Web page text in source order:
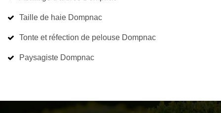
Taille de haie Dompnac
Tonte et réfection de pelouse Dompnac
Paysagiste Dompnac